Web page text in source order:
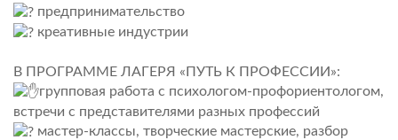
предпринимательство
креативные индустрии
В ПРОГРАММЕ ЛАГЕРЯ «ПУТЬ К ПРОФЕССИИ»:
групповая работа с психологом-профориентологом,
встречи с представителями разных профессий
мастер-классы, творческие мастерские, разбор